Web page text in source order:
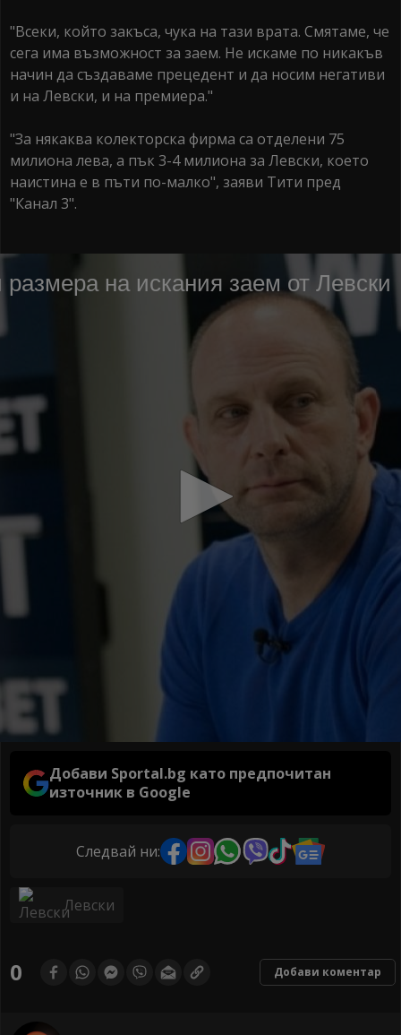
"Всеки, който закъса, чука на тази врата. Смятаме, че
сега има възможност за заем. Не искаме по никакъв
начин да създаваме прецедент и да носим негативи
и на Левски, и на премиера."
"За някаква колекторска фирма са отделени 75
милиона лева, а пък 3-4 милиона за Левски, което
наистина е в пъти по-малко", заяви Тити пред
"Канал 3".
Добави Sportal.bg като предпочитан
източник в Google
Следвай ни:
Левски
0 Добави коментар